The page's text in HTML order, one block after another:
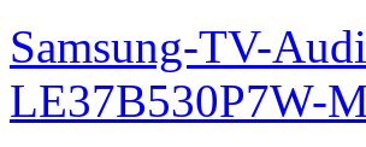
Samsung-TV-
LE37B530P7W-